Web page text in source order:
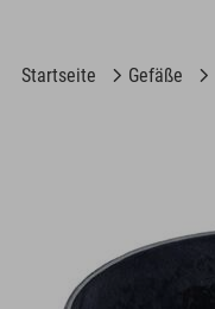
Startseite Gefäße